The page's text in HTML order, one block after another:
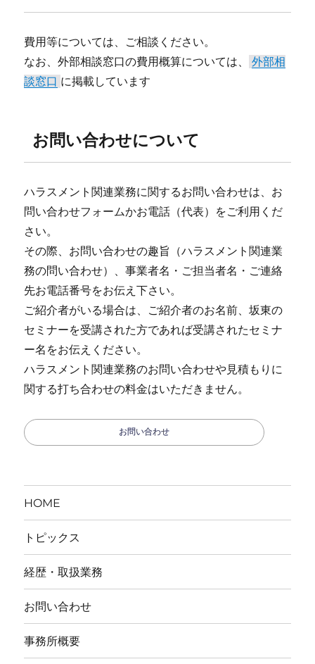
費用等については、ご相談ください。
なお、外部相談窓口の費用概算については、
外部相
談窓口 に掲載しています
お問い合わせについて
ハラスメント関連業務に関するお問い合わせは、お
問い合わせフォームかお電話（代表）をご利用くだ
さい。
その際、お問い合わせの趣旨（ハラスメント関連業
務の問い合わせ）、事業者名・ご担当者名・ご連絡
先お電話番号をお伝え下さい。
ご紹介者がいる場合は、ご紹介者のお名前、坂東の
セミナーを受講された方であれば受講されたセミナ
ー名をお伝えください。
ハラスメント関連業務のお問い合わせや見積もりに
関する打ち合わせの料金はいただきません。
お問い合わせ
HOME
トピックス
経歴・取扱業務
お問い合わせ
事務所概要